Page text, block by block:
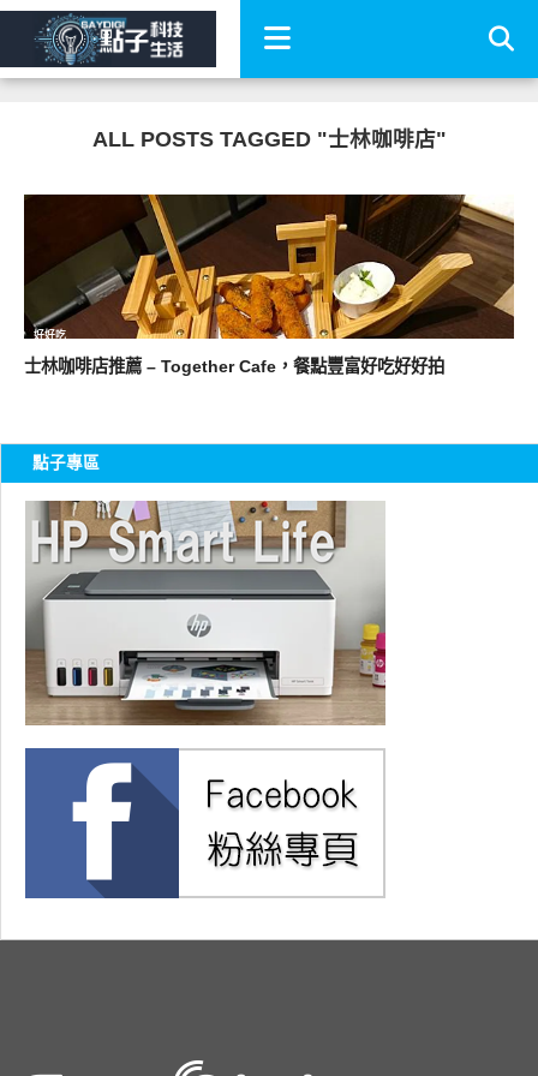
ALL POSTS TAGGED "士林咖啡店"
好好吃
士林咖啡店推薦 – Together Cafe，餐點豐富好吃好好拍
點子專區